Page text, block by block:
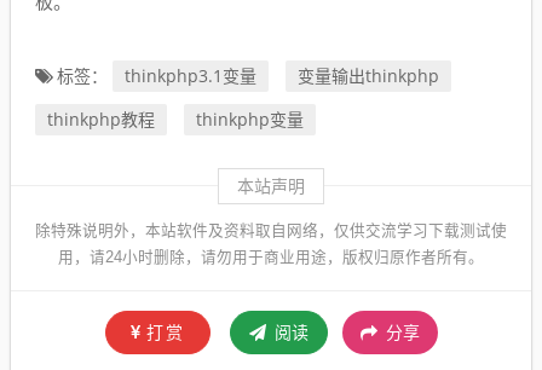
标签： thinkphp3.1变量
变量输出thinkphp
thinkphp教程
thinkphp变量
本站声明
除特殊说明外，本站软件及资料取自网络，仅供交流学习下载测试使
用，请24小时删除，请勿用于商业用途，版权归原作者所有。
打赏 阅读 分享